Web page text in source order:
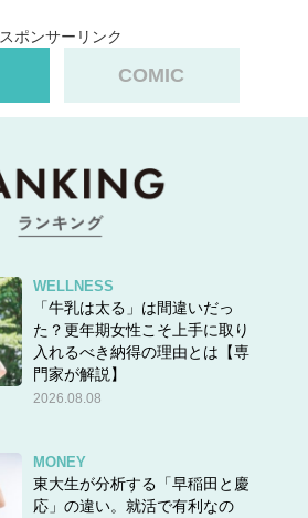
スポンサーリンク
COMIC
WELLNESS
「牛乳は太る」は間違いだっ
た？更年期女性こそ上手に取り
入れるべき納得の理由とは【専
門家が解説】
2026.08.08
MONEY
東大生が分析する「早稲田と慶
応」の違い。就活で有利なの